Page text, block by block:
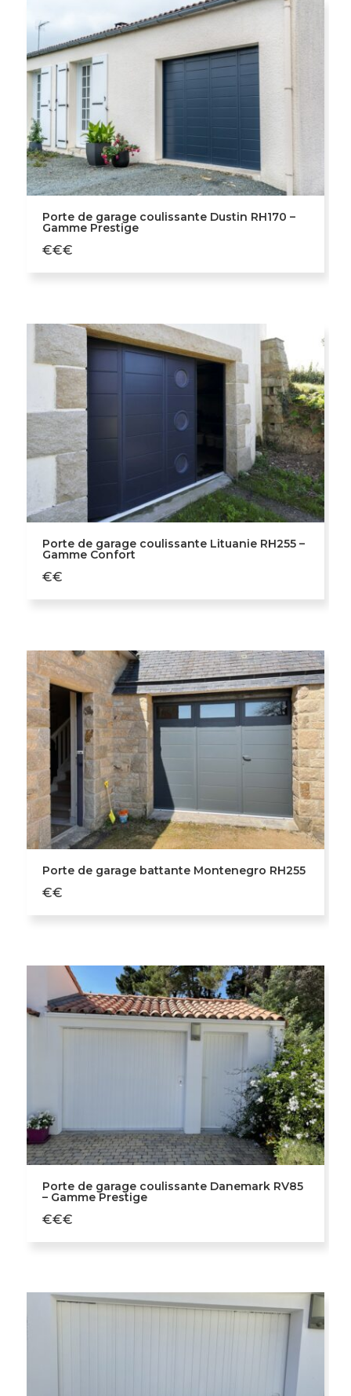
Porte de garage coulissante Dustin RH170 –
Gamme Prestige
€€€
Porte de garage coulissante Lituanie RH255 –
Gamme Confort
€€
Porte de garage battante Montenegro RH255
€€
Porte de garage coulissante Danemark RV85
– Gamme Prestige
€€€